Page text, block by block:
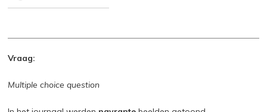
Vraag:
Multiple choice question